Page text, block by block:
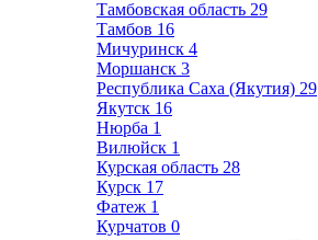
Тамбовская область 29
Тамбов 16
Мичуринск 4
Моршанск 3
Республика Саха (Якутия) 29
Якутск 16
Нюрба 1
Вилюйск 1
Курская область 28
Курск 17
Фатеж 1
Курчатов 0